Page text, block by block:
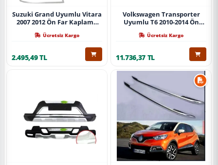
Suzuki Grand Uyumlu Vitara
2007 2012 Ön Far Kaplama
Ücretsiz Kargo
2.495,49 TL
Volkswagen Transporter
Uyumlu T6 2010-2014 Ön
Çelik Krom
Ücretsiz Kargo
11.736,37 TL